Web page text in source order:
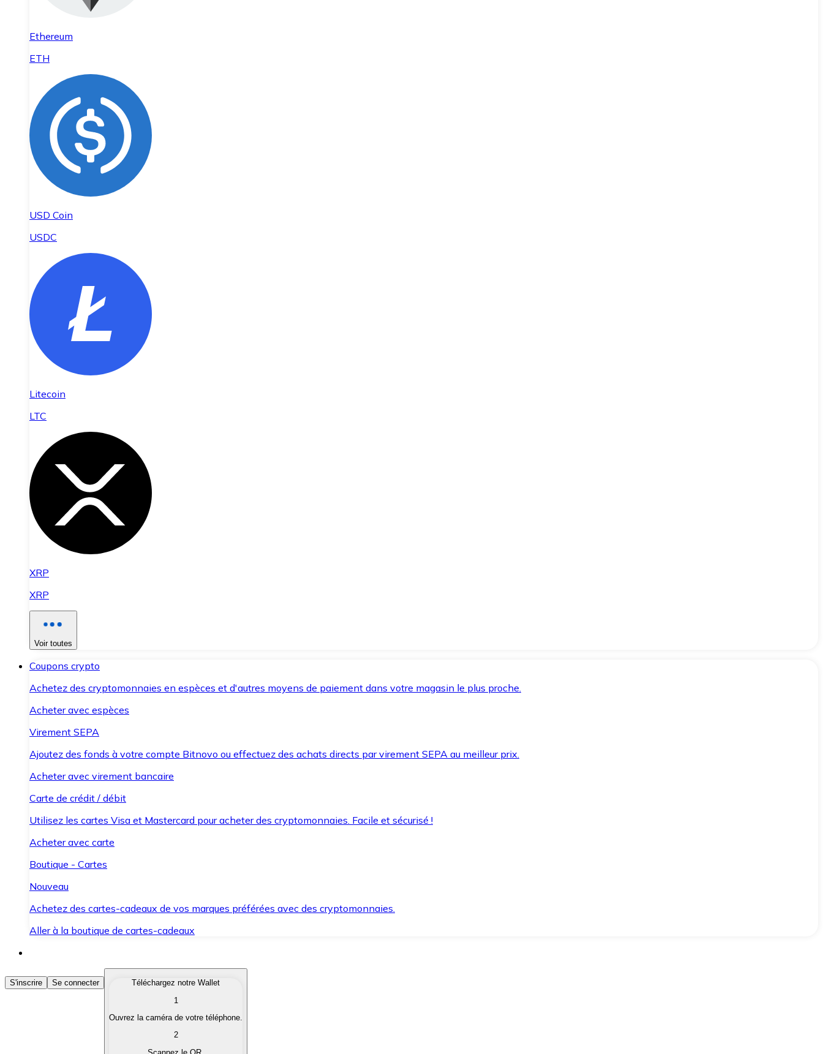
Ethereum
ETH
USD Coin
USDC
Litecoin
LTC
XRP
XRP
Voir toutes
Coupons crypto
Achetez des cryptomonnaies en espèces et d'autres moyens de paiement dans votre magasin le plus proche.
Acheter avec espèces
Virement SEPA
Ajoutez des fonds à votre compte Bitnovo ou effectuez des achats directs par virement SEPA au meilleur prix.
Acheter avec virement bancaire
Carte de crédit / débit
Utilisez les cartes Visa et Mastercard pour acheter des cryptomonnaies. Facile et sécurisé !
Acheter avec carte
Boutique - Cartes
Nouveau
Achetez des cartes-cadeaux de vos marques préférées avec des cryptomonnaies.
Aller à la boutique de cartes-cadeaux
Acheter des Cryptomonnaies
Achetez les cryptomonnaies qui vous intéressent rapidement et en toute sécurité.
Convertissez vos cryptomonnaies en monnaie fiduciaire lorsque vous en avez besoin.
S'inscrire Se connecter
Téléchargez notre Wallet
1
Ouvrez la caméra de votre téléphone.
2